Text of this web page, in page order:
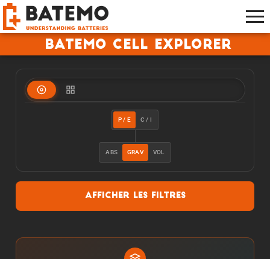
Batemo Cell Explorer
P / E C / I
ABS GRAV VOL
Afficher les filtres